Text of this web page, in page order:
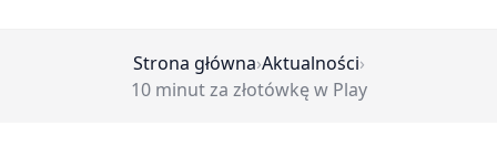
Strona główna›Aktualności›
10 minut za złotówkę w Play